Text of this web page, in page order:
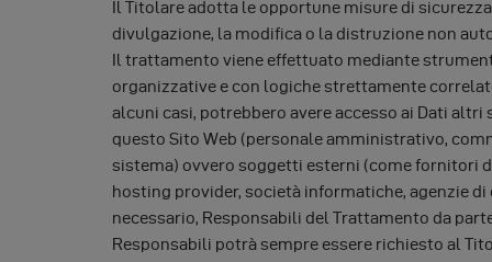
Il Titolare adotta le opportune misure di
divulgazione, la modifica o la distruzione non
Il trattamento viene effettuato mediante
organizzative e con logiche strettamente
alcuni casi, potrebbero avere accesso ai Dati
questo Sito Web (personale amministrativo,
sistema) ovvero soggetti esterni (come fornitori
hosting provider, società informatiche, agenzie
necessario, Responsabili del Trattamento da
Responsabili potrà sempre essere richiesto al